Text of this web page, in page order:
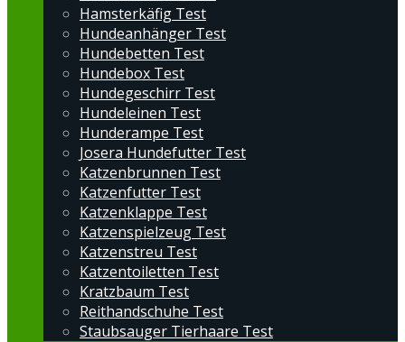
Hamsterkäfig Test
Hundeanhänger Test
Hundebetten Test
Hundebox Test
Hundegeschirr Test
Hundeleinen Test
Hunderampe Test
Josera Hundefutter Test
Katzenbrunnen Test
Katzenfutter Test
Katzenklappe Test
Katzenspielzeug Test
Katzenstreu Test
Katzentoiletten Test
Kratzbaum Test
Reithandschuhe Test
Staubsauger Tierhaare Test